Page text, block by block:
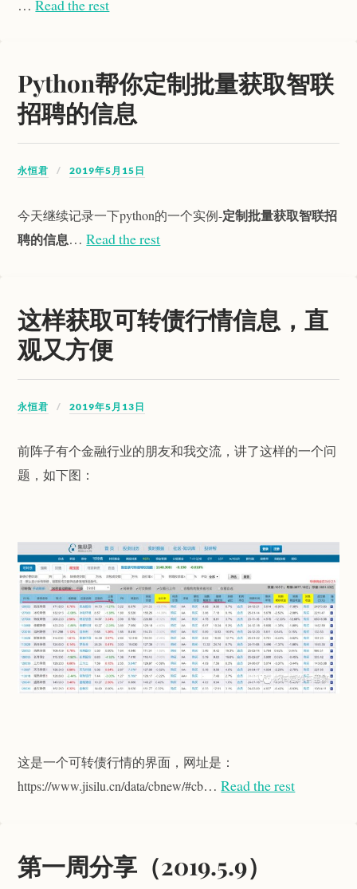
…Read the rest
Python帮你定制批量获取智联
招聘的信息
永恒君 2019年5月15日
今天继续记录一下python的一个实例-定制批量获取智联招
聘的信息…Read the rest
这样获取可转债行情信息，直
观又方便
永恒君 2019年5月13日
前阵子有个金融行业的朋友和我交流，讲了这样的一个问
题，如下图：
这是一个可转债行情的界面，网址是：
https://www.jisilu.cn/data/cbnew/#cb…Read the rest
第一周分享（2019.5.9）